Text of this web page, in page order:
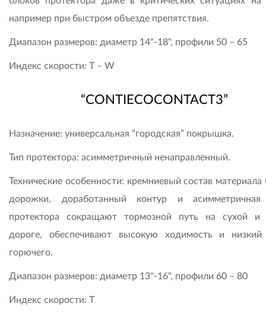
например при быстром объезде препятствия.
Диапазон размеров: диаметр 14"-18", профили 50 – 65
Индекс скорости: T – W
“CONTIECOCONTACT3”
Назначение: универсальная “городская” покрышка.
Тип протектора: асимметричный ненаправленный.
Технические особенности: кремниевый состав материала
дорожки, доработанный контур и
протектора сокращают тормозной путь на сухой и
дороге, обеспечивают высокую ходимость и низкий
горючего.
Диапазон размеров: диаметр 13"-16", профили 60 – 80
Индекс скорости: T